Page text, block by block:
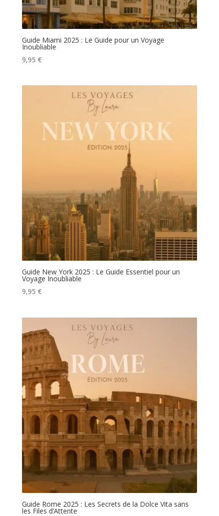
Guide Miami 2025 : Le Guide pour un Voyage
Inoubliable
9,95 €
Guide New York 2025 : Le Guide Essentiel pour un
Voyage Inoubliable
9,95 €
Guide Rome 2025 : Les Secrets de la Dolce Vita sans
les Files d’Attente